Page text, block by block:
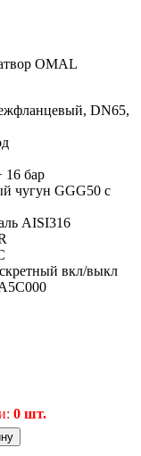
OMAL
DN65,
16 бар
чугун GGG50 с
AISI316
вкл/выкл
0 шт.